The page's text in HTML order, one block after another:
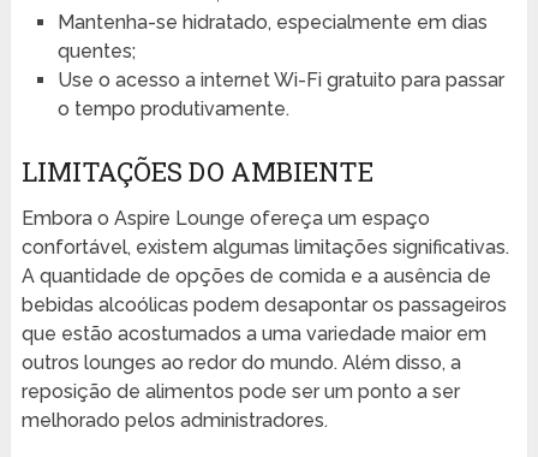
Mantenha-se hidratado, especialmente em dias
quentes;
Use o acesso a internet Wi-Fi gratuito para passar
o tempo produtivamente.
LIMITAÇÕES DO AMBIENTE
Embora o Aspire Lounge ofereça um espaço
confortável, existem algumas limitações significativas.
A quantidade de opções de comida e a ausência de
bebidas alcoólicas podem desapontar os passageiros
que estão acostumados a uma variedade maior em
outros lounges ao redor do mundo. Além disso, a
reposição de alimentos pode ser um ponto a ser
melhorado pelos administradores.